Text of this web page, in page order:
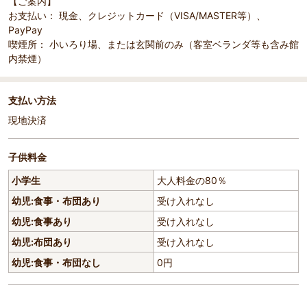
お支払い： 現金、クレジットカード（VISA/MASTER等）、
PayPay
喫煙所： 小いろり場、または玄関前のみ（客室ベランダ等も含み館
内禁煙）
支払い方法
現地決済
子供料金
小学生
大人料金の80％
幼児:食事・布団あり
受け入れなし
幼児:食事あり
受け入れなし
幼児:布団あり
受け入れなし
幼児:食事・布団なし
0円